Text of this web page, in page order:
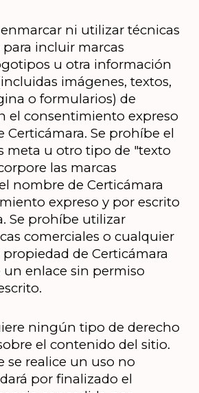
ni utilizar técnicas
incluir marcas
u otra información
imágenes, textos,
o formularios) de
el consentimiento expreso
Certicámara. Se prohíbe el
meta u otro tipo de "texto
las marcas
nombre de Certicámara
expreso y por escrito
Se prohíbe utilizar
comerciales o cualquier
de Certicámara
enlace sin permiso
ningún tipo de derecho
el contenido del sitio.
se realice un uso no
por finalizado el